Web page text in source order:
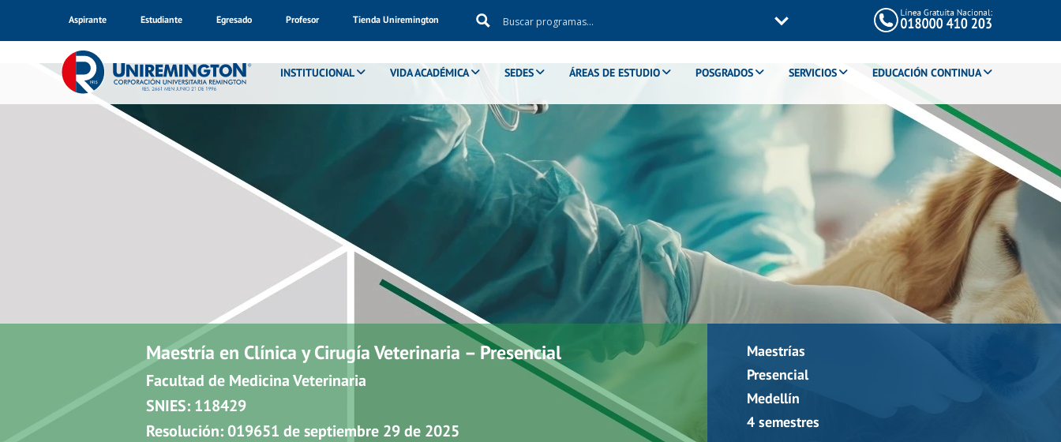
Aspirante Estudiante Egresado Profesor Tienda Uniremington
INSTITUCIONAL VIDA ACADÉMICA SEDES ÁREAS DE ESTUDIO POSGRADOS SERVICIOS EDUCACIÓN CONTINUA
Maestría en Clínica y Cirugía Veterinaria – Presencial
Facultad de Medicina Veterinaria
SNIES: 118429
Resolución: 019651 de septiembre 29 de 2025
Maestrías
Presencial
Medellín
4 semestres